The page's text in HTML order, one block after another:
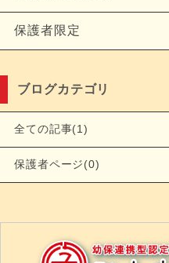
保護者限定
ブログカテゴリ
全ての記事(1)
保護者ページ(0)